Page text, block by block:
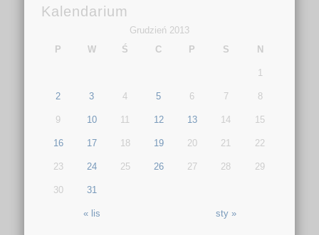
Kalendarium
Grudzień 2013
P
W Ś C P S N
« lis sty »
1
2 3 4 5 6 7 8
9 10 11 12 13 14 15
16 17 18 19 20 21 22
23 24 25 26 27 28 29
30 31